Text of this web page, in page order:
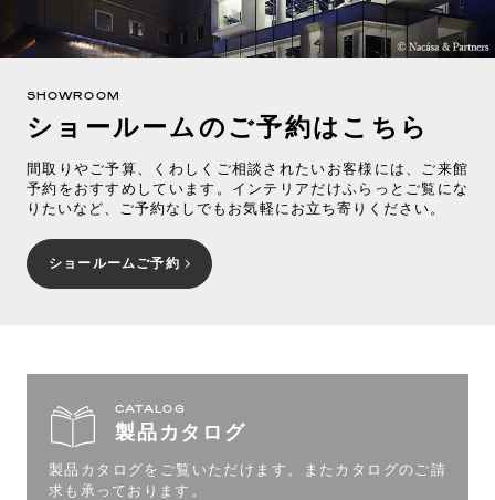
SHOWROOM
ショールームのご予約はこちら
間取りやご予算、くわしくご相談されたいお客様には、ご来館
予約をおすすめしています。インテリアだけふらっとご覧にな
りたいなど、ご予約なしでもお気軽にお立ち寄りください。
ショールームご予約
CATALOG
製品カタログ
製品カタログをご覧いただけます。
またカタログのご請
求も承っております。